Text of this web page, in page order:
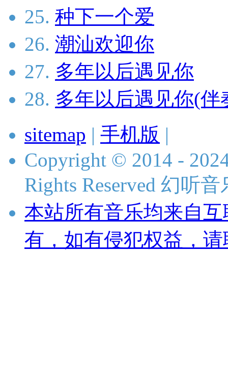
25. 种下一个爱
26. 潮汕欢迎你
27. 多年以后遇见你
28. 多年以后遇见你(伴
sitemap | 手机版 |
Copyright © 2014 -
Rights Reserved 幻听
本站所有音乐均来自
有，如有侵犯权益，